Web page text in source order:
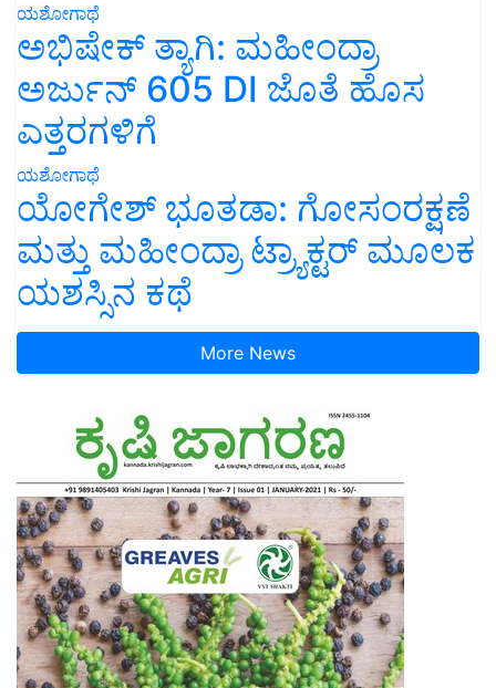
ಯಶೋಗಾಥೆ
ಅಭಿಷೇಕ್ ತ್ಯಾಗಿ: ಮಹೀಂದ್ರಾ
ಅರ್ಜುನ್ 605 DI ಜೊತೆ ಹೊಸ
ಎತ್ತರಗಳಿಗೆ
ಯಶೋಗಾಥೆ
ಯೋಗೇಶ್ ಭೂತಡಾ: ಗೋಸಂರಕ್ಷಣೆ
ಮತ್ತು ಮಹೀಂದ್ರಾ ಟ್ರ್ಯಾಕ್ಟರ್ ಮೂಲಕ
ಯಶಸ್ಸಿನ ಕಥೆ
More News